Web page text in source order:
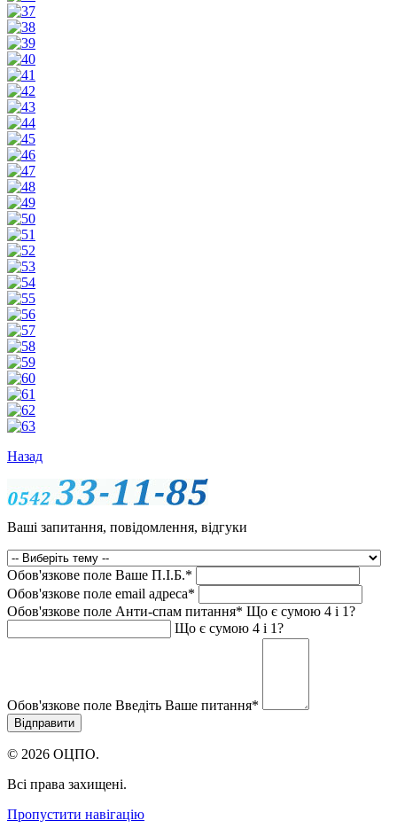
Назад
Ваші запитання, повідомлення, відгуки
Обов'язкове поле Ваше П.I.Б.*
Обов'язкове поле email адреса*
Обов'язкове поле Анти-спам питання* Що є сумою 4 і 1?
Що є сумою 4 і 1?
Обов'язкове поле Введіть Ваше питання*
© 2026 ОЦПО.
Всі права захищені.
Пропустити навігацію